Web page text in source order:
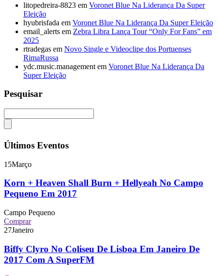
litopedreira-8823 em Voronet Blue Na Liderança Da Super
Eleição
hyubrisfada em Voronet Blue Na Liderança Da Super Eleição
email_alerts em Zebra Libra Lança Tour “Only For Fans” em
2025
rtradegas em Novo Single e Videoclipe dos Portuenses
RimaRussa
ydc.music.management em Voronet Blue Na Liderança Da
Super Eleição
Pesquisar
Últimos Eventos
15Março
Korn + Heaven Shall Burn + Hellyeah No Campo
Pequeno Em 2017
Campo Pequeno
Comprar
27Janeiro
Biffy Clyro No Coliseu De Lisboa Em Janeiro De
2017 Com A SuperFM